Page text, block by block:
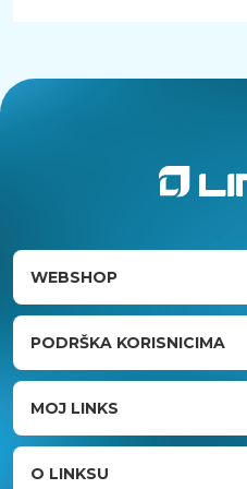
WEBSHOP
PODRŠKA KORISNICIMA
MOJ LINKS
O LINKSU